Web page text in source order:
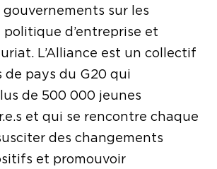
sur les
d’entreprise et
L’Alliance est un collectif
de pays du G20 qui
de 500 000 jeunes
et qui se rencontre chaque
des changements
et promouvoir